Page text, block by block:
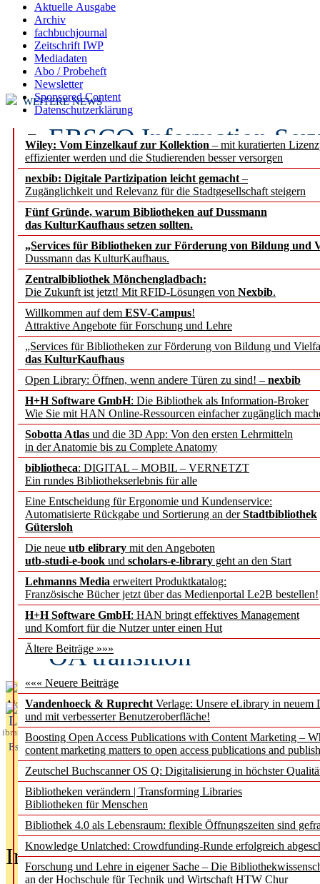
Aktuelle Ausgabe
Archiv
fachbuchjournal
Zeitschrift IWP
Mediadaten
Abo / Probeheft
Newsletter
Sponsored Content
Datenschutzerklärung
Wiley: Vom Einzelkauf zur Kollektion – mit kuratierten
effizienter werden und die Studierenden besser versorgen
nexbib: Digitale Partizipation leicht gemacht –
Zugänglichkeit und Relevanz für die Stadtgesellschaft steigern
Fünf Gründe, warum Bibliotheken auf Dussmann
das KulturKaufhaus setzen sollten.
„Services für Bibliotheken zur Förderung von Bildung und
Dussmann das KulturKaufhaus.
Zentralbibliothek Mönchengladbach:
Die Zukunft ist jetzt! Mit RFID-Lösungen von Nexbib.
Willkommen auf dem ESV-Campus!
Attraktive Angebote für Forschung und Lehre
„Services für Bibliotheken zur Förderung von Bildung und
das KulturKaufhaus
Open Library: Öffnen, wenn andere Türen zu sind! – nexbib
H+H Software GmbH: Die Bibliothek als Information-Broker
Wie Sie mit HAN Online-Ressourcen einfacher zugänglich
Sobotta Atlas und die 3D App: Von den ersten Lehrmitteln
in der Anatomie bis zu Complete Anatomy
bibliotheca: DIGITAL – MOBIL – VERNETZT
Ein rundes Bibliothekserlebnis für alle
Eine Entscheidung für Ergonomie und Kundenservice:
Automatisierte Rückgabe und Sortierung an derStadtbibliothek
Gütersloh
Die neue utb elibrary mit den Angeboten
utb-studi-e-book und scholars-e-library geht an den Start
Lehmanns Media erweitert Produktkatalog:
Französische Bücher jetzt über das Medienportal Le2B bestellen!
H+H Software GmbH: HAN bringt effektives Management
und Komfort für die Nutzer unter einen Hut
Ältere Beiträge »»»
««« Neuere Beiträge
Vandenhoeck & Ruprecht Verlage: Unsere eLibrary in neuem
und mit verbesserter Benutzeroberfläche!
Boosting Open Access Publications with Content Marketing –
content marketing matters to open access publications and
Zeutschel Buchscanner OS Q: Digitalisierung in höchster
Bibliotheken verändern | Transforming Libraries
Bibliotheken für Menschen
Bibliothek 4.0 als Lebensraum: flexible Öffnungszeiten sind
Knowledge Unlatched: Crowdfunding-Runde erfolgreich
Forschung und Lehre in eigener Sache – Die
an der Hochschule für Technik und Wirtschaft HTW Chur
WEITERE NEWS
EBSCO Information
Recherchefunktionen in
Sorbisches Institut neu
Geschichte und
Künstliche Intelligenz
besser zu verstehen
„Leitbegriffe der
des BIÖG erscheinen
jedem Experiment
DFG setzt Förderung
FAIRmat fort
Bayerns digitale
Schulwandbilder aus
Fifth Open Access
transformative
OA transition
Aktuelles aus
L
ibrary
Essentials
In der Ausgabe05/2026(Juni/Juli